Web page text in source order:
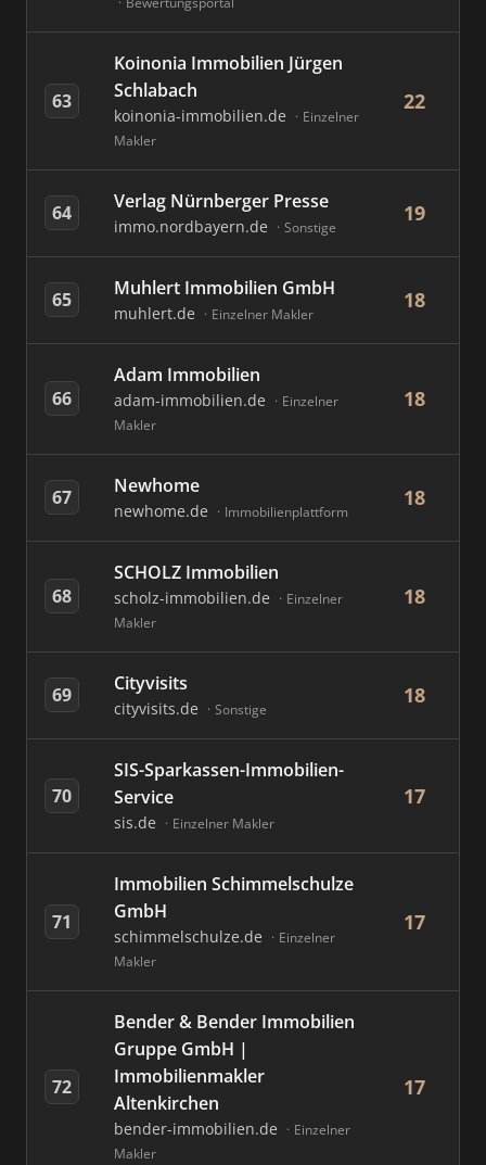
63
Koinonia Immobilien Jürgen
Schlabach
koinonia-immobilien.de
Einzelner
Makler
22
64 Verlag Nürnberger Presse
immo.nordbayern.de Sonstige
19
65 Muhlert Immobilien GmbH
muhlert.de Einzelner Makler
18
66
Adam Immobilien
adam-immobilien.de
Einzelner
Makler
18
67 Newhome
newhome.de Immobilienplattform
18
68
SCHOLZ Immobilien
scholz-immobilien.de
Einzelner
Makler
18
69 Cityvisits
cityvisits.de Sonstige
18
70
SIS-Sparkassen-Immobilien-
Service
sis.de Einzelner Makler
17
71
Immobilien Schimmelschulze
GmbH
schimmelschulze.de
Einzelner
Makler
17
72
Bender & Bender Immobilien
Gruppe GmbH |
Immobilienmakler
Altenkirchen
bender-immobilien.de
Einzelner
Makler
17